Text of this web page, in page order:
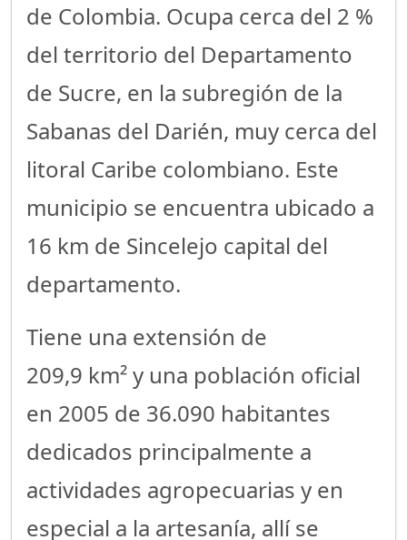
de Colombia. Ocupa cerca del 2 %
del territorio del Departamento
de Sucre, en la subregión de la
Sabanas del Darién, muy cerca del
litoral Caribe colombiano. Este
municipio se encuentra ubicado a
16 km de Sincelejo capital del
departamento.
Tiene una extensión de
209,9 km² y una población oficial
en 2005 de 36.090 habitantes
dedicados principalmente a
actividades agropecuarias y en
especial a la artesanía, allí se